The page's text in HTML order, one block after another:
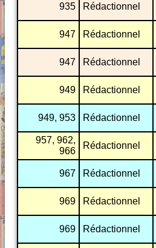
935 Rédactionnel
947 Rédactionnel
947 Rédactionnel
949 Rédactionnel
949, 953 Rédactionnel
957, 962,
966
Rédactionnel
967 Rédactionnel
969 Rédactionnel
969 Rédactionnel